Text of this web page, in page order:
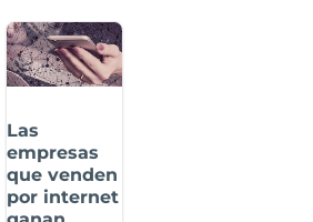
Las
empresas
que venden
por internet